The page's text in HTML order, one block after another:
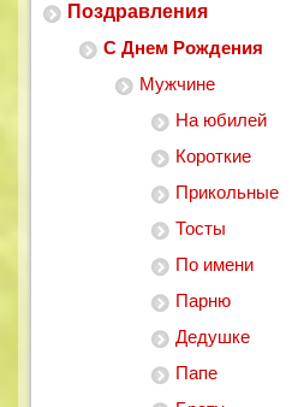
Поздравления
С Днем Рождения
Мужчине
На юбилей
Короткие
Прикольные
Тосты
По имени
Парню
Дедушке
Папе